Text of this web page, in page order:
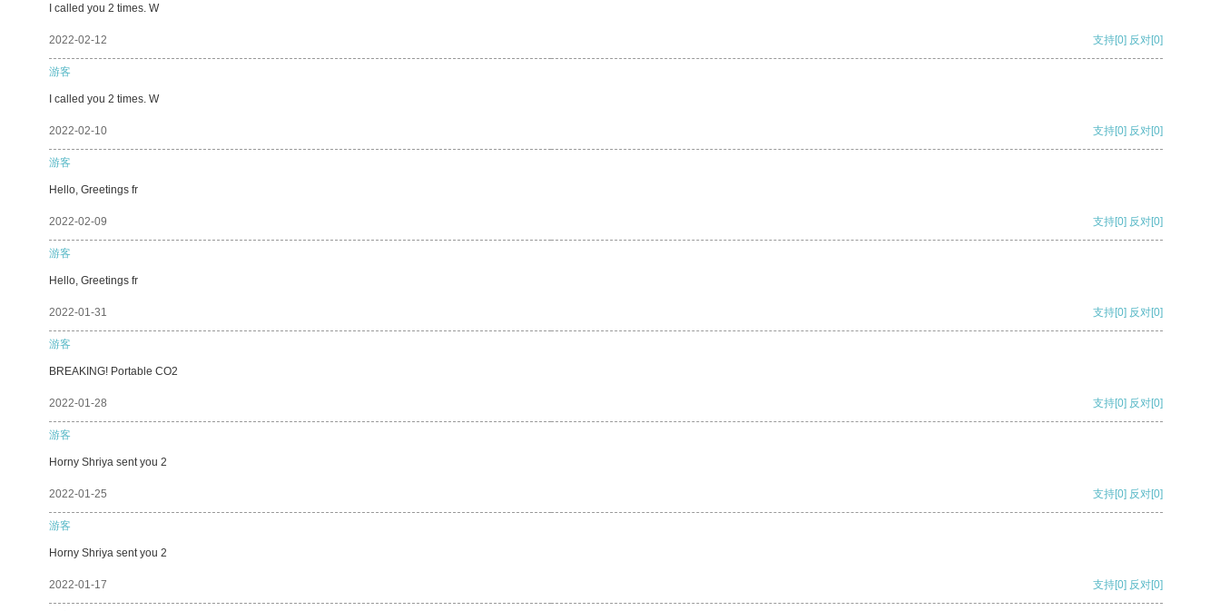
I called you 2 times. W
2022-02-12 支持[0] 反对[0]
游客
I called you 2 times. W
2022-02-10 支持[0] 反对[0]
游客
Hello, Greetings fr
2022-02-09 支持[0] 反对[0]
游客
Hello, Greetings fr
2022-01-31 支持[0] 反对[0]
游客
BREAKING! Portable CO2
2022-01-28 支持[0] 反对[0]
游客
Horny Shriya sent you 2
2022-01-25 支持[0] 反对[0]
游客
Horny Shriya sent you 2
2022-01-17 支持[0] 反对[0]